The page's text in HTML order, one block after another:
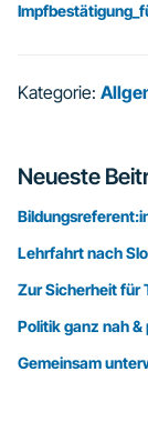
Kategorie:
Neueste
Lehrfahrt nach
Zur Sicherheit für
Politik ganz nah &
Gemeinsam